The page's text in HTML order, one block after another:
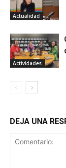
Actualidad
Actividades
DEJA UNA